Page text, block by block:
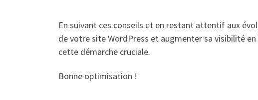
En suivant ces conseils et en restant attentif aux
de votre site WordPress et augmenter sa visibilité
cette démarche cruciale.
Bonne optimisation !